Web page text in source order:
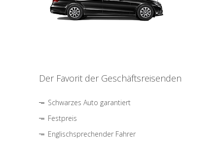
Der Favorit der Geschäftsreisenden
Schwarzes Auto garantiert
Festpreis
Englischsprechender Fahrer